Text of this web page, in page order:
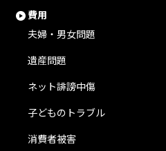
費用
夫婦・男女問題
遺産問題
ネット誹謗中傷
子どものトラブル
消費者被害